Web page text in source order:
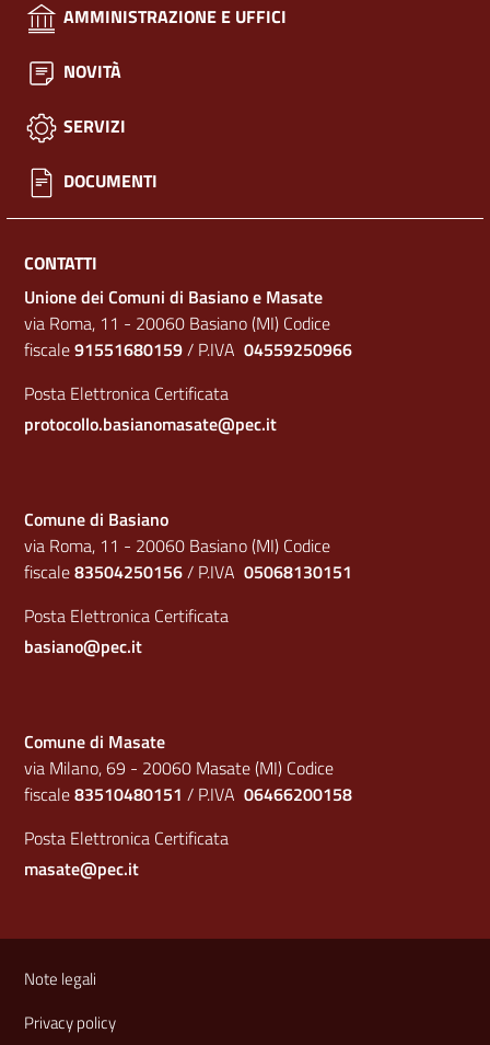
AMMINISTRAZIONE E UFFICI
NOVITÀ
SERVIZI
DOCUMENTI
CONTATTI
Unione dei Comuni di Basiano e Masate
via Roma, 11 - 20060 Basiano (MI) Codice
fiscale91551680159/ P.IVA 04559250966
Posta Elettronica Certificata
protocollo.basianomasate@pec.it
Comune di Basiano
via Roma, 11 - 20060 Basiano (MI) Codice
fiscale83504250156/ P.IVA 05068130151
Posta Elettronica Certificata
basiano@pec.it
Comune di Masate
via Milano, 69 - 20060 Masate (MI) Codice
fiscale83510480151 / P.IVA 06466200158
Posta Elettronica Certificata
masate@pec.it
Sezione Link Utili
Note legali
Privacy policy